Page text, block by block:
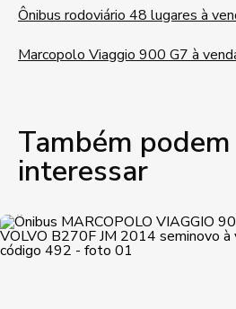
Ônibus rodoviário 48 lugares à
Marcopolo Viaggio 900 G7 à
Também
interessar